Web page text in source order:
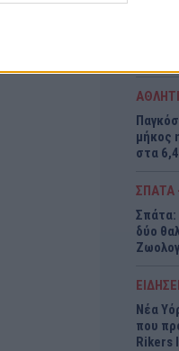
Δεν
μήκος
στα
ΣΠΑΤΑ
Σπάτα:
δύο
Νέα
που
Rikers